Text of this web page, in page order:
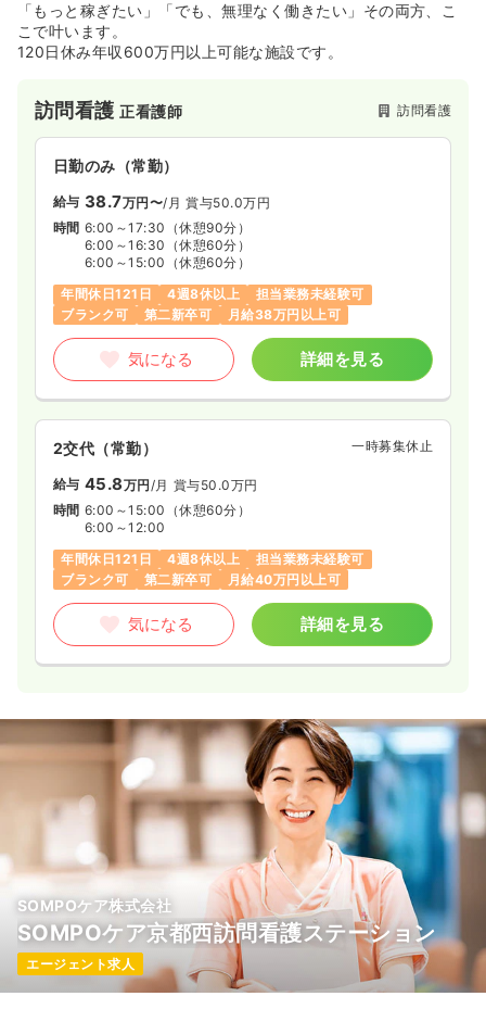
「もっと稼ぎたい」「でも、無理なく働きたい」その両方、こ
こで叶います。
120日休み年収600万円以上可能な施設です。
訪問看護正看護師 訪問看護
日勤のみ（常勤）
給与 38.7万円〜/月 賞与50.0万円
時間 6:00～17:30 （休憩90分）
6:00～16:30 （休憩60分）
6:00～15:00 （休憩60分）
年間休日121日
4週8休以上
担当業務未経験可
ブランク可
第二新卒可 月給38万円以上可
気になる 詳細を見る
2交代（常勤） 一時募集休止
給与 45.8万円 /月 賞与50.0万円
時間 6:00～15:00 （休憩60分）
6:00～12:00
年間休日121日
4週8休以上
担当業務未経験可
ブランク可
第二新卒可 月給40万円以上可
気になる 詳細を見る
SOMPOケア株式会社
SOMPOケア京都西訪問看護ステーション
エージェント求人